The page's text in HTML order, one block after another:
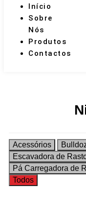
Início
Sobre
Nós
Produtos
Contactos
Acessórios
Escavadora de
Pá Carregadora de
Todos